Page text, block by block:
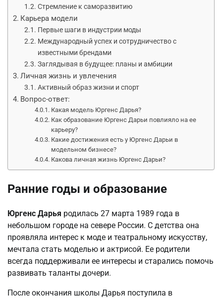
Стремление к саморазвитию
Карьера модели
Первые шаги в индустрии моды
Международный успех и сотрудничество с
известными брендами
Заглядывая в будущее: планы и амбиции
Личная жизнь и увлечения
Активный образ жизни и спорт
Вопрос-ответ:
Какая модель Юргенс Дарья?
Как образование Юргенс Дарьи повлияло на ее
карьеру?
Какие достижения есть у Юргенс Дарьи в
модельном бизнесе?
Какова личная жизнь Юргенс Дарьи?
Ранние годы и образование
Юргенс Дарья родилась 27 марта 1989 года в
небольшом городе на севере России. С детства она
проявляла интерес к моде и театральному искусству,
мечтала стать моделью и актрисой. Ее родители
всегда поддерживали ее интересы и старались помочь
развивать таланты дочери.
После окончания школы Дарья поступила в